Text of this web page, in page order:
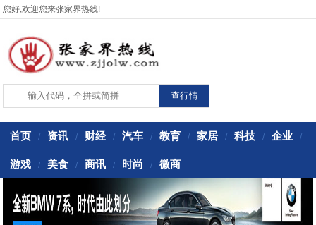
您好,欢迎您来张家界热线!
首页 / 资讯 / 财经 / 汽车 / 教育 / 家居 / 科技 / 企业 /
游戏 / 美食 / 商讯 / 时尚 / 微商